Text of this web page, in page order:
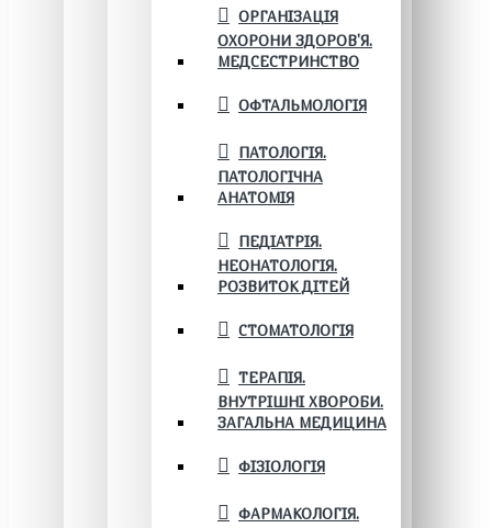
ОРГАНІЗАЦІЯ
ОХОРОНИ ЗДОРОВ'Я.
МЕДСЕСТРИНСТВО
ОФТАЛЬМОЛОГІЯ
ПАТОЛОГІЯ.
ПАТОЛОГІЧНА
АНАТОМІЯ
ПЕДІАТРІЯ.
НЕОНАТОЛОГІЯ.
РОЗВИТОК ДІТЕЙ
СТОМАТОЛОГІЯ
ТЕРАПІЯ.
ВНУТРІШНІ ХВОРОБИ.
ЗАГАЛЬНА МЕДИЦИНА
ФІЗІОЛОГІЯ
ФАРМАКОЛОГІЯ.